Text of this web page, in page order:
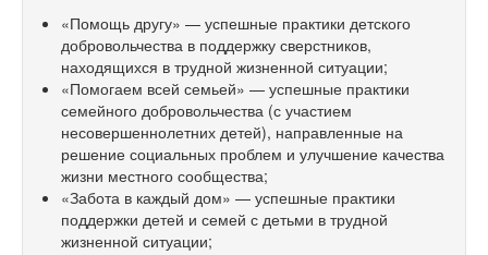
«Помощь другу» — успешные практики детского
добровольчества в поддержку сверстников,
находящихся в трудной жизненной ситуации;
«Помогаем всей семьей» — успешные практики
семейного добровольчества (с участием
несовершеннолетних детей), направленные на
решение социальных проблем и улучшение качества
жизни местного сообщества;
«Забота в каждый дом» — успешные практики
поддержки детей и семей с детьми в трудной
жизненной ситуации;